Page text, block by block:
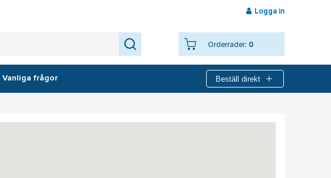
Logga in
Orderrader: 0
Vanliga frågor Beställ direkt